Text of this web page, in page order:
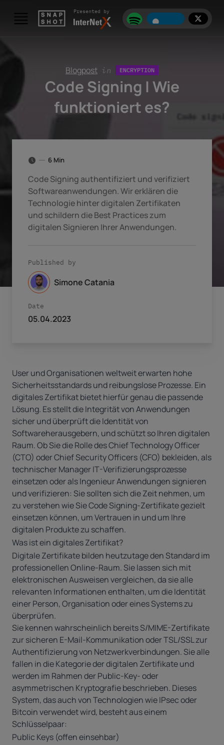
Presented by
Blogpost in ENCRYPTION
Code Signing | Wie
funktioniert es?
6 Min
Code Signing authentifiziert und verifiziert
Softwareanwendungen. Wir erklären die
Technologie hinter digitalen Zertifikaten
und schildern die Best Practices zum
digitalen Signieren Ihrer Anwendungen.
Published by
Simone Catania
Date
05.04.2023
User und Organisationen weltweit erwarten hohe
Sicherheitsstandards und reibungslose Prozesse. Ein
digitales Zertifikat bietet hierfür genau die passende
Lösung. Es stellt die Integrität von Anwendungen
sicher und überprüft die Identität von
Softwareherausgebern, und schützt so Ihren digitalen
Raum. Ob Sie die Rolle des Chief Technology Officer
(CTO) oder Chief Security Officers (CFO) bekleiden, als
technischer Manager IT-Verifizierungsprozesse
einsetzen oder als Ingenieur Anwendungen signieren
und verifizieren: Sie sollten sich die Zeit nehmen, um
zu verstehen wie Sie Code Signing-Zertifikate gezielt
einsetzen können, um Vertrauen in und um Ihre
digitalen Produkte zu schaffen.
Was ist ein digitales Zertifikat?
Digitale Zertifikate bilden heutzutage den Standard im
professionellen Online-Raum. Sie lassen sich mit
elektronischen Ausweisen vergleichen, da sie alle
relevanten Informationen enthalten, um die Identität
einer Person, Organisation oder eines Systems zu
überprüfen.
Sie kennen wahrscheinlich bereitsS/MIME-Zertifikate
zur sicheren E-Mail-Kommunikation oderTSL/SSLzur
Authentifizierung von Netzwerkverbindungen. Sie alle
fallen in die Kategorie der digitalen Zertifikate und
werden im Rahmen der Public-Key- oder
asymmetrischen Kryptografie beschrieben. Dieses
System, das auch von Technologien wie IPsec oder
Bitcoin verwendet wird, besteht aus einem
Schlüsselpaar:
Public Keys (offen einsehbar)